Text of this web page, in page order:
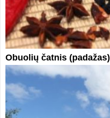
Obuolių čatnis (padažas)